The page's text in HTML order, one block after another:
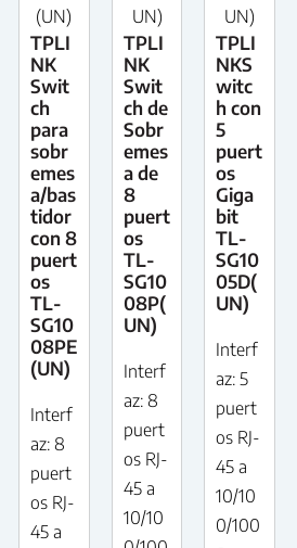
(UN)
TPLI
NK
Swit
ch
para
sobr
emes
a/bas
tidor
con 8
puert
os
TL-
SG10
08PE
(UN)
Interf
az: 8
puert
os RJ-
45 a
UN)
TPLI
NK
Swit
ch de
Sobr
emes
a de
8
puert
os
TL-
SG10
08P(
UN)
Interf
az: 8
puert
os RJ-
45 a
10/10
UN)
TPLI
NKS
witc
h con
5
puert
os
Giga
bit
TL-
SG10
05D(
UN)
Interf
az: 5
puert
os RJ-
45 a
10/10
0/100